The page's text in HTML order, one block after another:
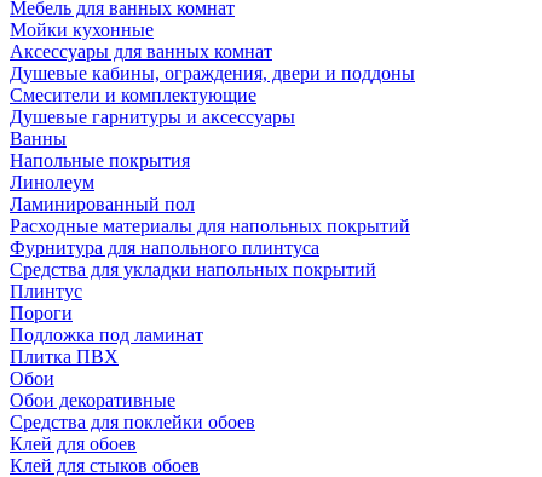
Мебель для ванных комнат
Мойки кухонные
Аксессуары для ванных комнат
Душевые кабины, ограждения, двери и поддоны
Смесители и комплектующие
Душевые гарнитуры и аксессуары
Ванны
Напольные покрытия
Линолеум
Ламинированный пол
Расходные материалы для напольных покрытий
Фурнитура для напольного плинтуса
Средства для укладки напольных покрытий
Плинтус
Пороги
Подложка под ламинат
Плитка ПВХ
Обои
Обои декоративные
Средства для поклейки обоев
Клей для обоев
Клей для стыков обоев